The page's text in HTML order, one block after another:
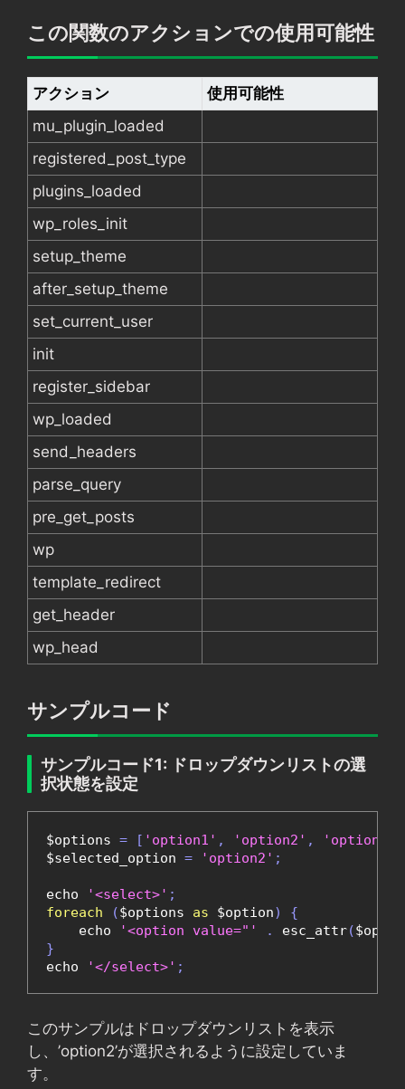
この関数のアクションでの使用可能性
アクション
使用可能性
mu_plugin_loaded
registered_post_type
plugins_loaded
wp_roles_init
setup_theme
after_setup_theme
set_current_user
init
register_sidebar
wp_loaded
send_headers
parse_query
pre_get_posts
wp
template_redirect
get_header
wp_head
サンプルコード
サンプルコード1: ドロップダウンリストの選
択状態を設定
$options = [ 'option1' , 'option2' , 'option3'
$selected_option = 'option2' ;
echo '<select>' ;
foreach
($options as $option)
{
    echo
'<option value="' . esc_attr(
}
echo
'</select>' ;
このサンプルはドロップダウンリストを表示
し、’option2’が選択されるように設定していま
す。